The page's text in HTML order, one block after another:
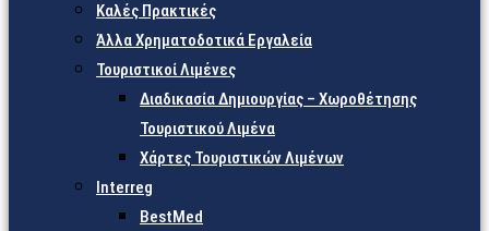
Καλές Πρακτικές
Άλλα Χρηματοδοτικά Εργαλεία
Τουριστικοί Λιμένες
Διαδικασία Δημιουργίας – Χωροθέτησης
Τουριστικού Λιμένα
Χάρτες Τουριστικών Λιμένων
Interreg
BestMed